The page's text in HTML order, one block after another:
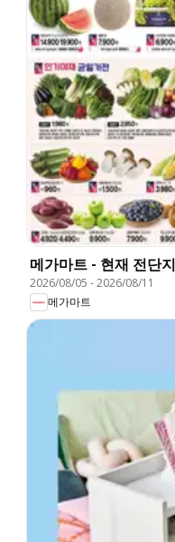
메가마트 - 현재 전단지
2026/08/05 -2026/08/11
메가마트